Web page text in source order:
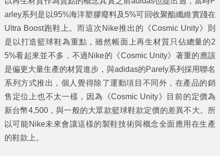
arley系列是以95%海洋塑膠廢料及5%可回收聚酯纖維實踐在
Ultra Boost跑鞋上。而這次Nike推出的《Cosmic Unity》則
是以打造籃球鞋為重點，雖然帳面上再生材質只佔總量的2
5%看起來並不多，不過Nike的《Cosmic Unity》著重的應該
是偏更大量生產的材質進步，與adidas的Parely系列採用聯名
系列方式推出，個人覺得除了運動項目不同外，在產品的銷
售定位上也不太一樣，因為《Cosmic Unity》目前的定價為
新台幣4,500，與一般的大眾款籃球鞋款定價的差異不大。所
以可能Nike未來會讓這樣的製鞋技術與概念全面應用在生產
的鞋款上。